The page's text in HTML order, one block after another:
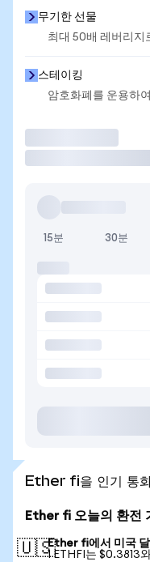
무기한 선물
최대 50배 레버리지
스테이킹
암호화폐를 운용하
15분 30분
Ether fi을 인기 통
Ether fi 오늘의 환전
🇺🇸Ether fi에서 미국 달
1 ETHFI는 $0.3813